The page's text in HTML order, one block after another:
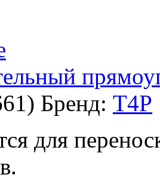
) Бренд: T4P
для